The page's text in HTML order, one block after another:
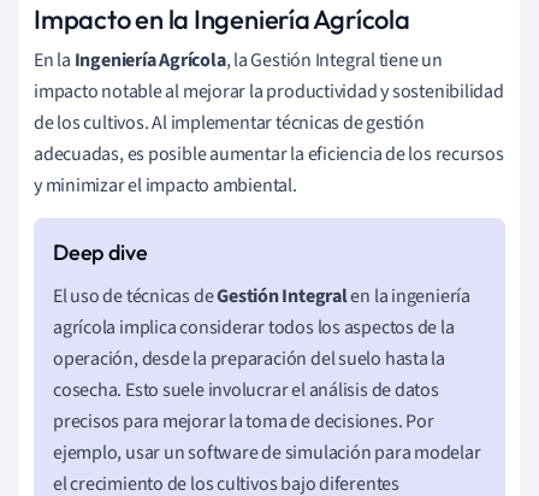
Impacto en la Ingeniería Agrícola
En la Ingeniería Agrícola, la Gestión Integral tiene un
impacto notable al mejorar la productividad y sostenibilidad
de los cultivos. Al implementar técnicas de gestión
adecuadas, es posible aumentar la eficiencia de los recursos
y minimizar el impacto ambiental.
El uso de técnicas deGestión Integralen la ingeniería
agrícola implica considerar todos los aspectos de la
operación, desde la preparación del suelo hasta la
cosecha. Esto suele involucrar el análisis de datos
precisos para mejorar la toma de decisiones. Por
ejemplo, usar un software de simulación para modelar
el crecimiento de los cultivos bajo diferentes